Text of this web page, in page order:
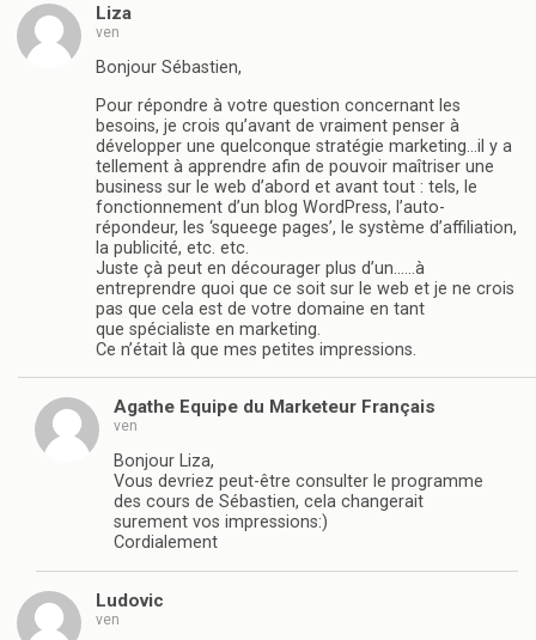
Liza
ven
Bonjour Sébastien,
Pour répondre à votre question concernant les
besoins, je crois qu’avant de vraiment penser à
développer une quelconque stratégie marketing…il y a
tellement à apprendre afin de pouvoir maîtriser une
business sur le web d’abord et avant tout : tels, le
fonctionnement d’un blog WordPress, l’auto-
répondeur, les ‘squeege pages’, le système d’affiliation,
la publicité, etc. etc.
Juste çà peut en décourager plus d’un……à
entreprendre quoi que ce soit sur le web et je ne crois
pas que cela est de votre domaine en tant
que spécialiste en marketing.
Ce n’était là que mes petites impressions.
Agathe Equipe du Marketeur Français
ven
Bonjour Liza,
Vous devriez peut-être consulter le programme
des cours de Sébastien, cela changerait
surement vos impressions:)
Cordialement
Ludovic
ven